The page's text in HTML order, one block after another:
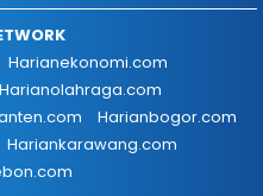
Harianekonomi.com
Harianolahraga.com
Harianbogor.com
Hariankarawang.com